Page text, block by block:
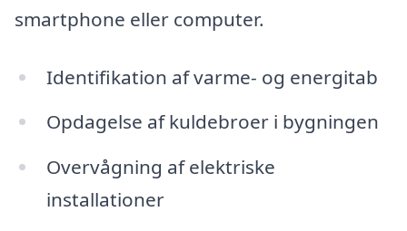
smartphone eller computer.
Identifikation af varme- og energitab
Opdagelse af kuldebroer i bygningen
Overvågning af elektriske
installationer